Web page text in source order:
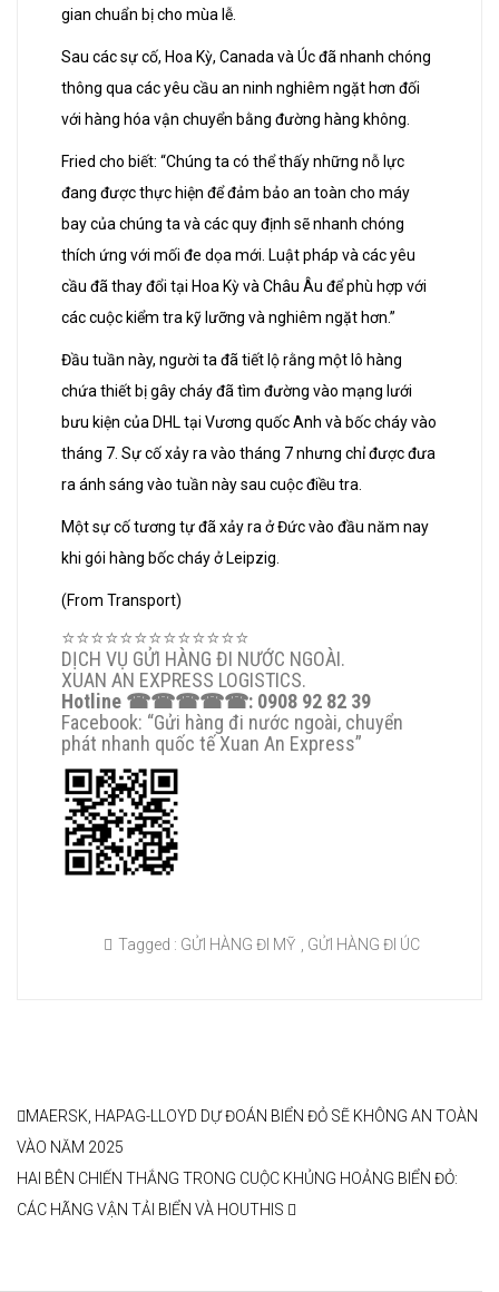
gian chuẩn bị cho mùa lễ.
Sau các sự cố, Hoa Kỳ, Canada và Úc đã nhanh chóng
thông qua các yêu cầu an ninh nghiêm ngặt hơn đối
với hàng hóa vận chuyển bằng đường hàng không.
Fried cho biết: “Chúng ta có thể thấy những nỗ lực
đang được thực hiện để đảm bảo an toàn cho máy
bay của chúng ta và các quy định sẽ nhanh chóng
thích ứng với mối đe dọa mới. Luật pháp và các yêu
cầu đã thay đổi tại Hoa Kỳ và Châu Âu để phù hợp với
các cuộc kiểm tra kỹ lưỡng và nghiêm ngặt hơn.”
Đầu tuần này, người ta đã tiết lộ rằng một lô hàng
chứa thiết bị gây cháy đã tìm đường vào mạng lưới
bưu kiện của DHL tại Vương quốc Anh và bốc cháy vào
tháng 7. Sự cố xảy ra vào tháng 7 nhưng chỉ được đưa
ra ánh sáng vào tuần này sau cuộc điều tra.
Một sự cố tương tự đã xảy ra ở Đức vào đầu năm nay
khi gói hàng bốc cháy ở Leipzig.
(From Transport)
⭐️⭐️⭐️⭐️⭐️⭐️⭐️⭐️⭐️⭐️⭐️⭐️⭐️
DỊCH VỤ GỬI HÀNG ĐI NƯỚC NGOÀI.
XUAN AN EXPRESS LOGISTICS.
Hotline ☎☎☎☎☎: 0908 92 82 39
Facebook: “Gửi hàng đi nước ngoài, chuyển
phát nhanh quốc tế Xuan An Express”
Tagged : GỬI HÀNG ĐI MỸ GỬI HÀNG ĐI ÚC
MAERSK, HAPAG-LLOYD DỰ ĐOÁN BIỂN ĐỎ SẼ KHÔNG AN TOÀN
VÀO NĂM 2025
HAI BÊN CHIẾN THẮNG TRONG CUỘC KHỦNG HOẢNG BIỂN ĐỎ:
CÁC HÃNG VẬN TẢI BIỂN VÀ HOUTHIS